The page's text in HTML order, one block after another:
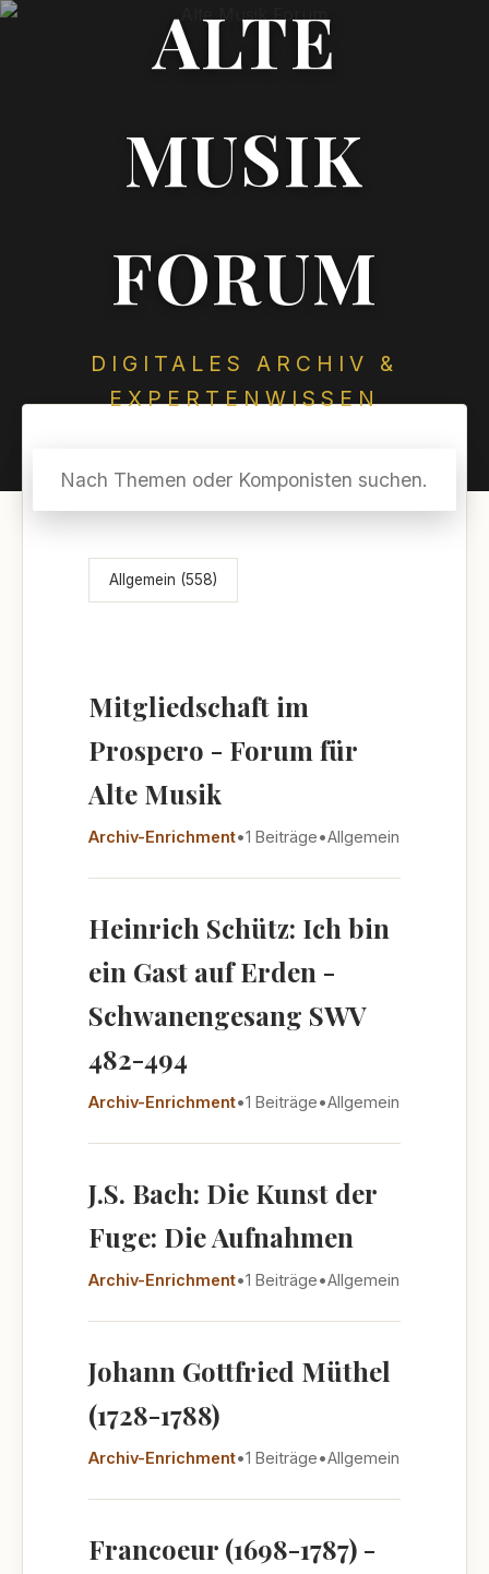
ALTE
MUSIK
FORUM
DIGITALES ARCHIV &
EXPERTENWISSEN
Themenübersicht
Allgemein (558)
Mitgliedschaft im
Prospero - Forum für
Alte Musik
Archiv-Enrichment•1 Beiträge•Allgemein
Heinrich Schütz: Ich bin
ein Gast auf Erden -
Schwanengesang SWV
482-494
Archiv-Enrichment•1 Beiträge•Allgemein
J.S. Bach: Die Kunst der
Fuge: Die Aufnahmen
Archiv-Enrichment•1 Beiträge•Allgemein
Johann Gottfried Müthel
(1728-1788)
Archiv-Enrichment•1 Beiträge•Allgemein
Francoeur (1698-1787) -